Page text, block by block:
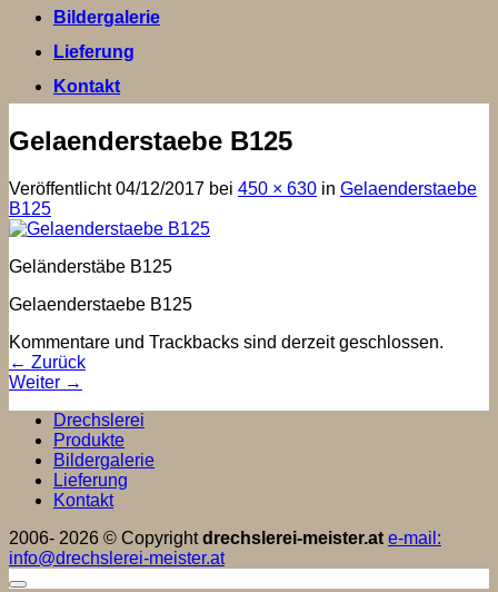
Bildergalerie
Lieferung
Kontakt
Gelaenderstaebe B125
Veröffentlicht04/12/2017 bei 450 × 630 in Gelaenderstaebe
B125
Geländerstäbe B125
Gelaenderstaebe B125
Kommentare und Trackbacks sind derzeit geschlossen.
← Zurück
Weiter →
Drechslerei
Produkte
Bildergalerie
Lieferung
Kontakt
2006- 2026 © Copyrightdrechslerei-meister.at e-mail:
info@drechslerei-meister.at